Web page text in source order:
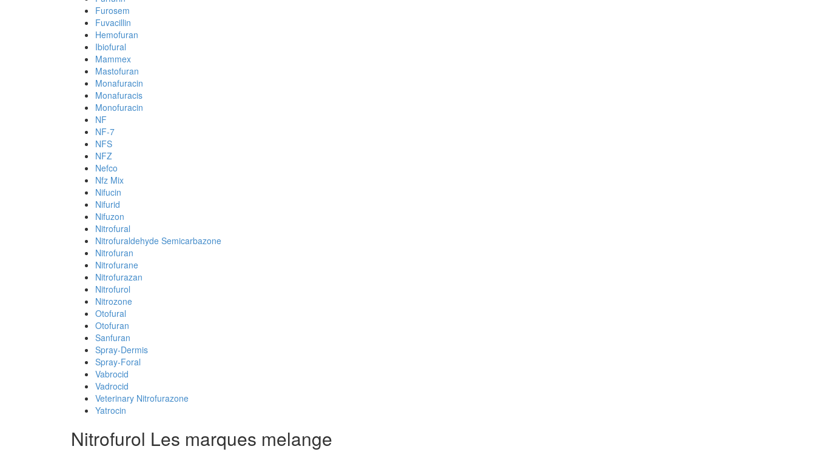
Furosem
Fuvacillin
Hemofuran
Ibiofural
Mammex
Mastofuran
Monafuracin
Monafuracis
Monofuracin
NF
NF-7
NFS
NFZ
Nefco
Nfz Mix
Nifucin
Nifurid
Nifuzon
Nitrofural
Nitrofuraldehyde Semicarbazone
Nitrofuran
Nitrofurane
Nitrofurazan
Nitrofurol
Nitrozone
Otofural
Otofuran
Sanfuran
Spray-Dermis
Spray-Foral
Vabrocid
Vadrocid
Veterinary Nitrofurazone
Yatrocin
Nitrofurol Les marques melange